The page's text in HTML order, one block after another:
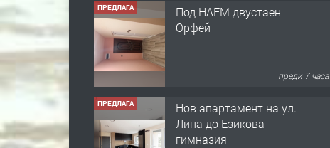
ПРЕДЛАГА
Под НАЕМ двустаен
Орфей
преди 7 часа
ПРЕДЛАГА
Нов апартамент на ул.
Липа до Езикова
гимназия